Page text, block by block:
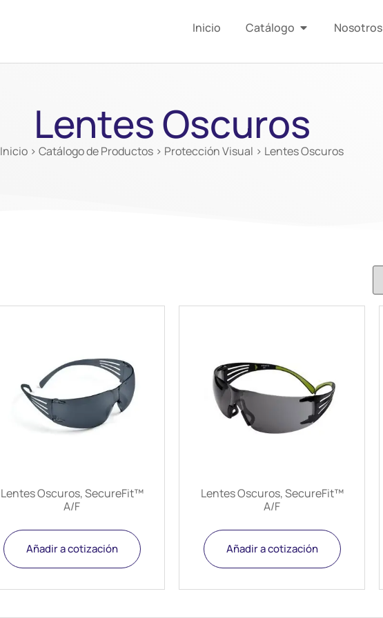
Inicio Catálogo Nosotros
Lentes Oscuros
Inicio > Catálogo de Productos > Protección Visual > Lentes Oscuros
Lentes Oscuros, SecureFit™
A/F
Añadir a cotización
Lentes Oscuros, SecureFit™
A/F
Añadir a cotización